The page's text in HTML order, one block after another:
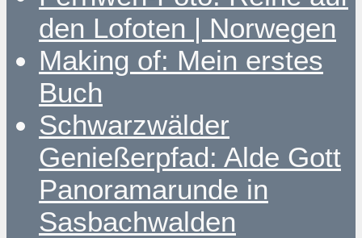
den Lofoten | Norwegen
Making of: Mein erstes
Buch
Schwarzwälder
Genießerpfad: Alde Gott
Panoramarunde in
Sasbachwalden